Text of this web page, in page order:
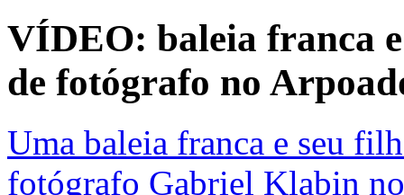
VÍDEO: baleia franca
de fotógrafo no
Uma baleia franca e seu
fotógrafo Gabriel Klabin